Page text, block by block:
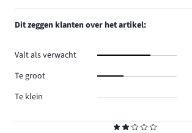
1.
1,
aantal
reviews
Dit zeggen klanten over het artikel:
Valt als verwacht
Te groot
Te klein